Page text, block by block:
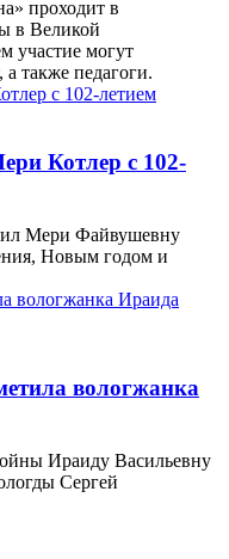
проходит в
в Великой
участие могут
а также педагоги.
Котлер с 102-
Мери Файвушевну
Новым годом и
вологжанка
Ираиду Васильевну
Сергей